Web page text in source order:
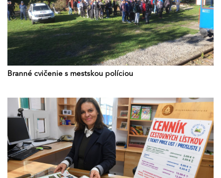
Branné cvičenie s mestskou políciou